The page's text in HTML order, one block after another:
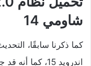
شاومي 14
كما ذكرنا سابقًا،